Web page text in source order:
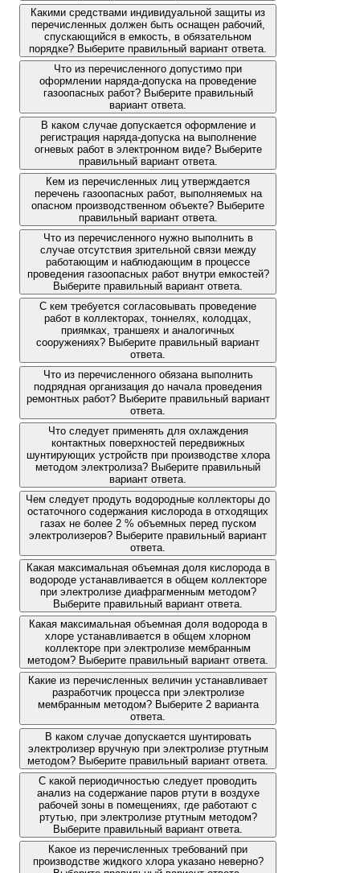
Какими средствами индивидуальной защиты из
перечисленных должен быть оснащен рабочий,
спускающийся в емкость, в обязательном
порядке? Выберите правильный вариант ответа.
Что из перечисленного допустимо при
оформлении наряда-допуска на проведение
газоопасных работ? Выберите правильный
вариант ответа.
В каком случае допускается оформление и
регистрация наряда-допуска на выполнение
огневых работ в электронном виде? Выберите
правильный вариант ответа.
Кем из перечисленных лиц утверждается
перечень газоопасных работ, выполняемых на
опасном производственном объекте? Выберите
правильный вариант ответа.
Что из перечисленного нужно выполнить в
случае отсутствия зрительной связи между
работающим и наблюдающим в процессе
проведения газоопасных работ внутри емкостей?
Выберите правильный вариант ответа.
С кем требуется согласовывать проведение
работ в коллекторах, тоннелях, колодцах,
приямках, траншеях и аналогичных
сооружениях? Выберите правильный вариант
ответа.
Что из перечисленного обязана выполнить
подрядная организация до начала проведения
ремонтных работ? Выберите правильный вариант
ответа.
Что следует применять для охлаждения
контактных поверхностей передвижных
шунтирующих устройств при производстве хлора
методом электролиза? Выберите правильный
вариант ответа.
Чем следует продуть водородные коллекторы до
остаточного содержания кислорода в отходящих
газах не более 2 % объемных перед пуском
электролизеров? Выберите правильный вариант
ответа.
Какая максимальная объемная доля кислорода в
водороде устанавливается в общем коллекторе
при электролизе диафрагменным методом?
Выберите правильный вариант ответа.
Какая максимальная объемная доля водорода в
хлоре устанавливается в общем хлорном
коллекторе при электролизе мембранным
методом? Выберите правильный вариант ответа.
Какие из перечисленных величин устанавливает
разработчик процесса при электролизе
мембранным методом? Выберите 2 варианта
ответа.
В каком случае допускается шунтировать
электролизер вручную при электролизе ртутным
методом? Выберите правильный вариант ответа.
С какой периодичностью следует проводить
анализ на содержание паров ртути в воздухе
рабочей зоны в помещениях, где работают с
ртутью, при электролизе ртутным методом?
Выберите правильный вариант ответа.
Какое из перечисленных требований при
производстве жидкого хлора указано неверно?